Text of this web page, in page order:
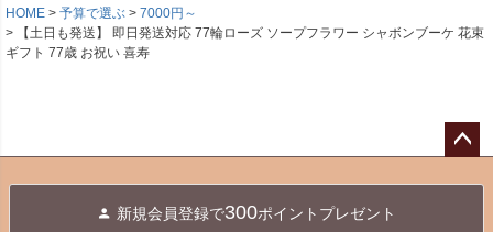
HOME
予算で選ぶ
7000円～
【土日も発送】 即日発送対応 77輪ローズ ソープフラワー シャボンブーケ 花束
ギフト 77歳 お祝い 喜寿
新規会員登録で300ポイントプレゼント